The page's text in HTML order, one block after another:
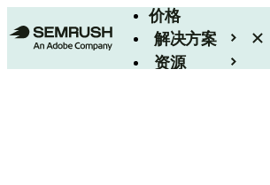
价格
解决方案
资源